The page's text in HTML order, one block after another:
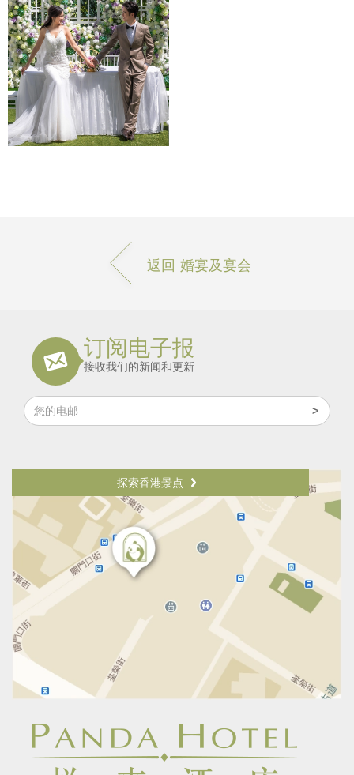
返回 婚宴及宴会
订阅电子报
接收我们的新闻和更新
探索香港景点